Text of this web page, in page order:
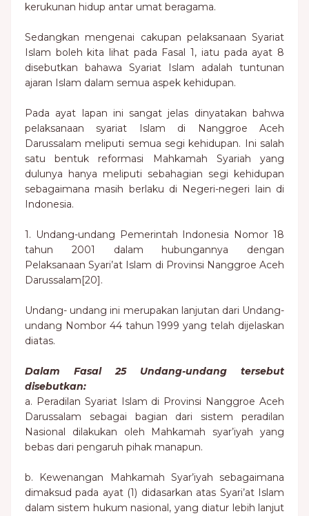
kerukunan hidup antar umat beragama.
Sedangkan mengenai cakupan pelaksanaan Syariat
Islam boleh kita lihat pada Fasal 1, iatu pada ayat 8
disebutkan bahawa Syariat Islam adalah tuntunan
ajaran Islam dalam semua aspek kehidupan.
Pada ayat lapan ini sangat jelas dinyatakan bahwa
pelaksanaan syariat Islam di Nanggroe Aceh
Darussalam meliputi semua segi kehidupan. Ini salah
satu bentuk reformasi Mahkamah Syariah yang
dulunya hanya meliputi sebahagian segi kehidupan
sebagaimana masih berlaku di Negeri-negeri lain di
Indonesia.
1. Undang-undang Pemerintah Indonesia Nomor 18
tahun 2001 dalam hubungannya dengan
Pelaksanaan Syari’at Islam di Provinsi Nanggroe Aceh
Darussalam[20].
Undang- undang ini merupakan lanjutan dari Undang-
undang Nombor 44 tahun 1999 yang telah dijelaskan
diatas.
Dalam Fasal 25 Undang-undang tersebut
disebutkan:
a. Peradilan Syariat Islam di Provinsi Nanggroe Aceh
Darussalam sebagai bagian dari sistem peradilan
Nasional dilakukan oleh Mahkamah syar’iyah yang
bebas dari pengaruh pihak manapun.
b. Kewenangan Mahkamah Syar’iyah sebagaimana
dimaksud pada ayat (1) didasarkan atas Syari’at Islam
dalam sistem hukum nasional, yang diatur lebih lanjut